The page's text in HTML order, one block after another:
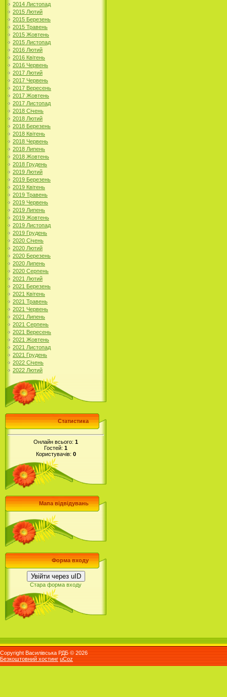
2014 Листопад
2015 Лютий
2015 Березень
2015 Травень
2015 Жовтень
2015 Листопад
2016 Лютий
2016 Квітень
2016 Червень
2017 Лютий
2017 Червень
2017 Вересень
2017 Жовтень
2017 Листопад
2018 Січень
2018 Лютий
2018 Березень
2018 Квітень
2018 Червень
2018 Липень
2018 Жовтень
2018 Грудень
2019 Лютий
2019 Березень
2019 Квітень
2019 Травень
2019 Червень
2019 Липень
2019 Жовтень
2019 Листопад
2019 Грудень
2020 Січень
2020 Лютий
2020 Березень
2020 Липень
2020 Серпень
2021 Лютий
2021 Березень
2021 Квітень
2021 Травень
2021 Червень
2021 Липень
2021 Серпень
2021 Вересень
2021 Жовтень
2021 Листопад
2021 Грудень
2022 Січень
2022 Лютий
Статистика
Онлайн всього: 1
Гостей: 1
Користувачів: 0
Мапа відвідувань
Форма входу
Увійти через uID
Стара форма входу
Copyright Василівська РДБ © 2026
Безкоштовний хостинг uCoz